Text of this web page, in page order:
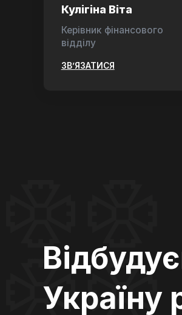
Кулігіна Віта
Керівник фінансового
відділу
ЗВ’ЯЗАТИСЯ
Україну